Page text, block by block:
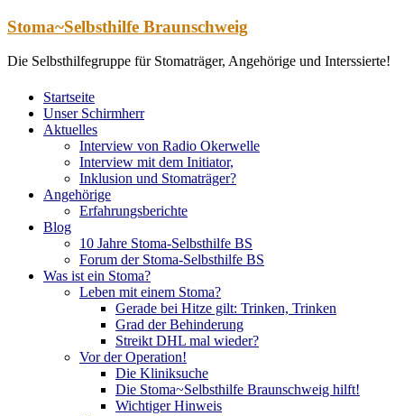
Zum
springen
Stoma~Selbsthilfe Braunschweig
Die Selbsthilfegruppe für Stomaträger, Angehörige und Interssierte!
Startseite
Unser Schirmherr
Aktuelles
Interview von Radio Okerwelle
Interview mit dem Initiator,
Inklusion und Stomaträger?
Angehörige
Erfahrungsberichte
Blog
10 Jahre Stoma-Selbsthilfe BS
Forum der Stoma-Selbsthilfe BS
Was ist ein Stoma?
Leben mit einem Stoma?
Gerade bei Hitze gilt: Trinken, Trinken
Grad der Behinderung
Streikt DHL mal wieder?
Vor der Operation!
Die Kliniksuche
Die Stoma~Selbsthilfe Braunschweig hilft!
Wichtiger Hinweis